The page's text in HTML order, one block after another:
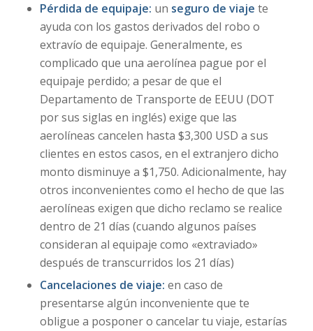
Pérdida de equipaje: un seguro de viaje te
ayuda con los gastos derivados del robo o
extravío de equipaje. Generalmente, es
complicado que una aerolínea pague por el
equipaje perdido; a pesar de que el
Departamento de Transporte de EEUU (DOT
por sus siglas en inglés) exige que las
aerolíneas cancelen hasta $3,300 USD a sus
clientes en estos casos, en el extranjero dicho
monto disminuye a $1,750. Adicionalmente, hay
otros inconvenientes como el hecho de que las
aerolíneas exigen que dicho reclamo se realice
dentro de 21 días (cuando algunos países
consideran al equipaje como «extraviado»
después de transcurridos los 21 días)
Cancelaciones de viaje: en caso de
presentarse algún inconveniente que te
obligue a posponer o cancelar tu viaje, estarías